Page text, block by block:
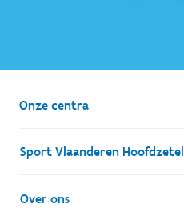
Onze centra
Sport Vlaanderen Hoofdzetel
Simon Bolivarlaan 17
Over ons